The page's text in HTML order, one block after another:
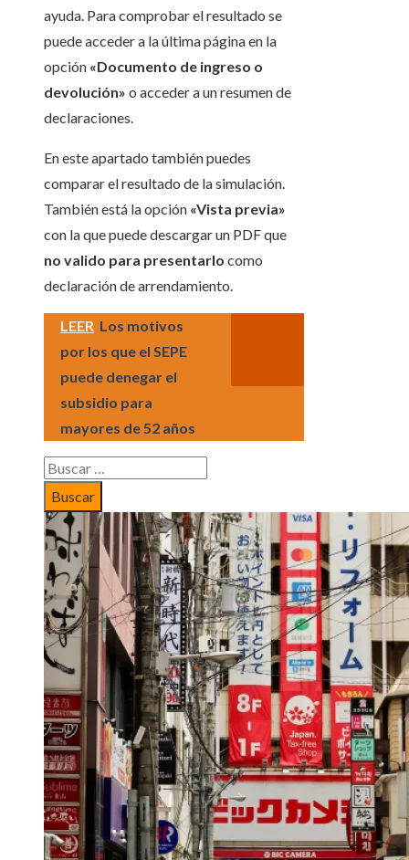
ayuda. Para comprobar el resultado se
puede acceder a la última página en la
opción «Documento de ingreso o
devolución» o acceder a un resumen de
declaraciones.
En este apartado también puedes
comparar el resultado de la simulación.
También está la opción «Vista previa»
con la que puede descargar un PDF que
no valido para presentarlo como
declaración de arrendamiento.
LEER Los motivos
por los que el SEPE
puede denegar el
subsidio para
mayores de 52 años
Buscar: